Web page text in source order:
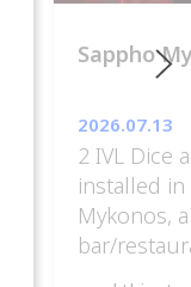
Sappho
2026.07.13
2 IVL Dice
installed
Mykonos, a
bar/